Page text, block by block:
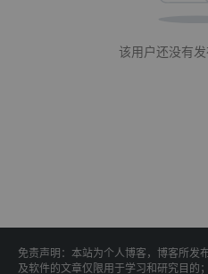
该用户还没有发
免责声明：本站为个人博客，博客所发
及软件的文章仅限用于学习和研究目的